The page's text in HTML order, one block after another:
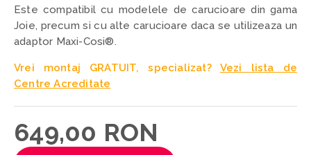
Este compatibil cu modelele de carucioare din gama
Joie, precum si cu alte carucioare daca se utilizeaza un
adaptor Maxi-Cosi®.
Vrei montaj GRATUIT, specializat? Vezi lista de
Centre Acreditate
649,00 RON